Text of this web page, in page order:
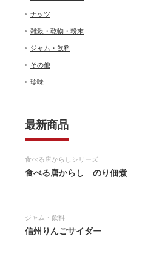
ナッツ
雑穀・乾物・粉末
ジャム・飲料
その他
珍味
最新商品
食べる唐からしシリーズ
食べる唐からし のり佃煮
ジャム・飲料
信州りんごサイダー